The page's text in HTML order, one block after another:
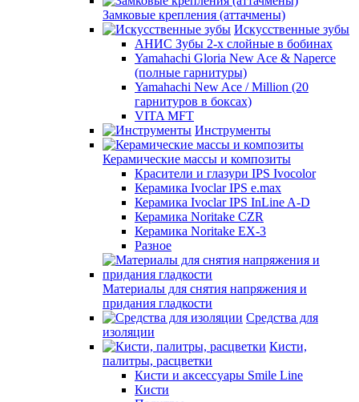
Замковые крепления (аттачмены)
Искусственные зубы
АНИС Зубы 2-х слойные в бобинах
Yamahachi Gloria New Ace & Naperce
(полные гарнитуры)
Yamahachi New Ace / Million (20
гарнитуров в боксах)
VITA MFT
Инструменты
Керамические массы и композиты
Красители и глазури IPS Ivocolor
Керамика Ivoclar IPS e.max
Керамика Ivoclar IPS InLine A-D
Керамика Noritake CZR
Керамика Noritake EX-3
Разное
Материалы для снятия напряжения и
придания гладкости
Средства для
изоляции
Кисти,
палитры, расцветки
Кисти и аксессуары Smile Line
Кисти